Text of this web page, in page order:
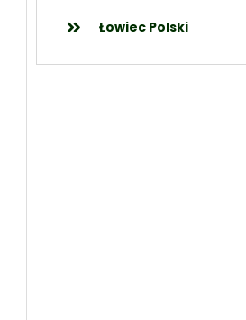
Łowiec Polski